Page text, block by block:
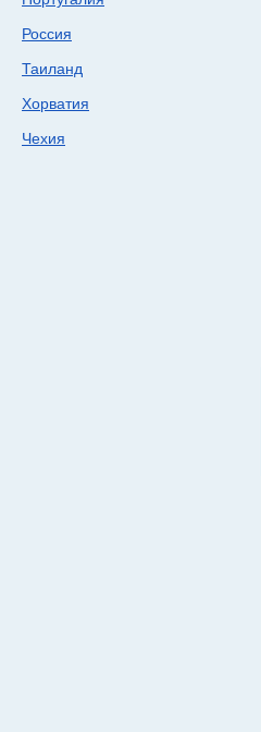
Россия
Таиланд
Хорватия
Чехия